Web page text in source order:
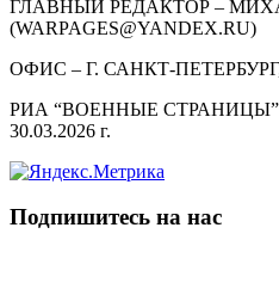
ГЛАВНЫЙ РЕДАКТОР –
(WARPAGES@YANDEX.RU)
ОФИС – Г. САНКТ-
РИА “ВОЕННЫЕ СТРАНИЦЫ”
30.03.2026 г.
Подпишитесь на нас